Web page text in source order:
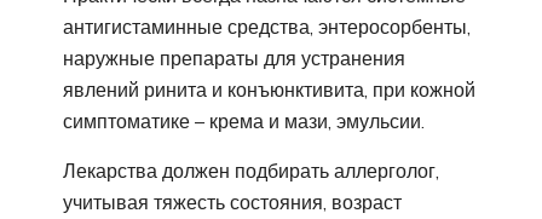
антигистаминные средства, энтеросорбенты,
наружные препараты для устранения
явлений ринита и конъюнктивита, при кожной
симптоматике – крема и мази, эмульсии.
Лекарства должен подбирать аллерголог,
учитывая тяжесть состояния, возраст